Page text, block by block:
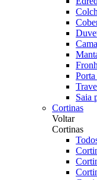
Saia
Cortinas
Voltar
Cortinas